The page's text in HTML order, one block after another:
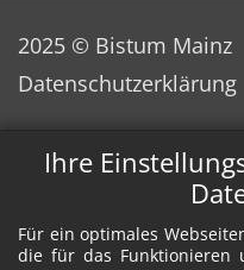
Ihre
Für ein optimales
die für das Funktionieren
2025 © Bistum Mainz
Datenschutzerklärung